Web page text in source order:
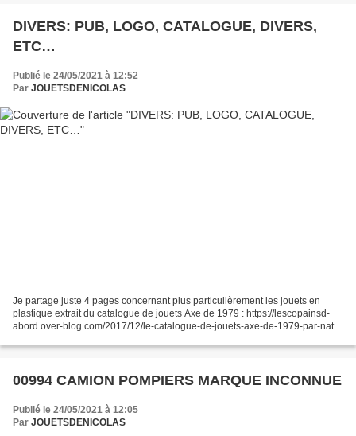
DIVERS: PUB, LOGO, CATALOGUE, DIVERS,
ETC…
Publié le 24/05/2021 à 12:52
Par JOUETSDENICOLAS
Je partage juste 4 pages concernant plus particulièrement les jouets en
plastique extrait du catalogue de jouets Axe de 1979 : https://lescopainsd-
abord.over-blog.com/2017/12/le-catalogue-de-jouets-axe-de-1979-par-nath-
00994 CAMION POMPIERS MARQUE INCONNUE
Publié le 24/05/2021 à 12:05
Par JOUETSDENICOLAS